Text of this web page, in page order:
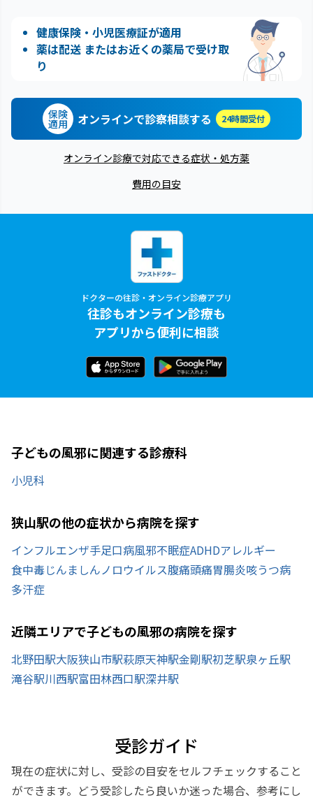
健康保険・小児医療証が適用
薬は配送 またはお近くの薬局で受け取
り
保険
適用 オンラインで診察相談する 24時間受付
オンライン診療で対応できる症状・処方薬
費用の目安
ドクターの往診・オンライン診療アプリ
往診もオンライン診療も
アプリから便利に相談
子どもの風邪に関連する診療科
小児科
狭山駅の他の症状から病院を探す
インフルエンザ手足口病風邪不眠症ADHDアレルギー
食中毒じんましんノロウイルス腹痛頭痛胃腸炎咳うつ病
多汗症
近隣エリアで子どもの風邪の病院を探す
北野田駅大阪狭山市駅萩原天神駅金剛駅初芝駅泉ヶ丘駅
滝谷駅川西駅富田林西口駅深井駅
受診ガイド
現在の症状に対し、受診の目安をセルフチェックすること
ができます。どう受診したら良いか迷った場合、参考にし